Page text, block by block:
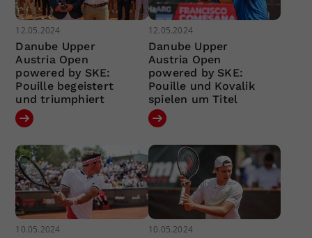
12.05.2024
Danube Upper
Austria Open
powered by SKE:
Pouille begeistert
und triumphiert
12.05.2024
Danube Upper
Austria Open
powered by SKE:
Pouille und Kovalik
spielen um Titel
10.05.2024 10.05.2024